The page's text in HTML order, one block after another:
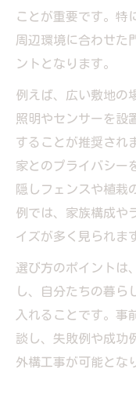
ことが重要です。特
周辺環境に合わせた
ントとなります。
例えば、広い敷地の
照明やセンサーを設
することが推奨され
家とのプライバシー
隠しフェンスや植栽
例では、家族構成や
イズが多く見られま
選び方のポイントは
し、自分たちの暮ら
入れることです。事
談し、失敗例や成功
外構工事が可能とな